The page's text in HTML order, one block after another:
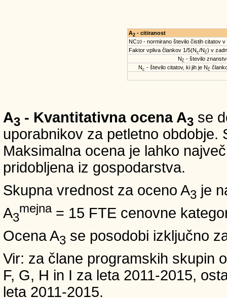
A2- citiranost
NC10- normirano število čistih citatov v
Faktor vpliva člankov 1/5(Nc/Nč) v
Nč - število
Nc - število citatov, ki jih je Nč
A3 - Kvantitativna ocena A3 se
uporabnikov za petletno obdobje.
Maksimalna ocena je lahko
pridobljena iz gospodarstva.
Skupna vrednost za oceno A3 je
A3
mejna= 15 FTE cenovne
Ocena A3 se posodobi izključno
Vir: za člane programskih skupin
F, G, H in I za leta 2011-2015,
leta 2011-2015.